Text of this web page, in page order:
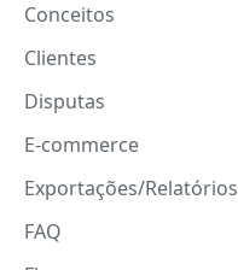
Conceitos
Clientes
Disputas
E-commerce
Exportações/Relatórios
FAQ